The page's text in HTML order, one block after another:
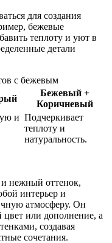
для создания
бежевые
теплоту и уют в
детали
с бежевым
Бежевый +
Коричневый
и Подчеркивает
теплоту и
натуральность.
нежный оттенок,
интерьер и
атмосферу. Он
цвет или дополнение, а
создавая
сочетания.